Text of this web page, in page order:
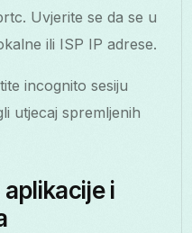
Uvjerite se da se u
ili ISP IP adrese.
incognito sesiju
utjecaj spremljenih
i